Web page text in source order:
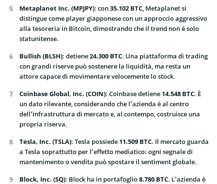
Metaplanet Inc. (MPJPY): con35.102 BTC, Metaplanet si
distingue come player giapponese con un approccio aggressivo
alla tesoreria in Bitcoin, dimostrando che il trend non è solo
statunitense.
Bullish (BLSH): detiene24.300 BTC. Una piattaforma di trading
con grandi riserve può sostenere la liquidità, ma resta un
attore capace di movimentare velocemente lo stock.
Coinbase Global, Inc. (COIN): Coinbase detiene 14.548 BTC. È
un dato rilevante, considerando che l’azienda è al centro
dell’infrastruttura di mercato e, al contempo, costruisce una
propria riserva.
Tesla, Inc. (TSLA): Tesla possiede 11.509 BTC. Il mercato guarda
a Tesla soprattutto per l’effetto mediatico: ogni segnale di
mantenimento o vendita può spostare il sentiment globale.
Block, Inc. (SQ): Block ha in portafoglio8.780 BTC. L’azienda è